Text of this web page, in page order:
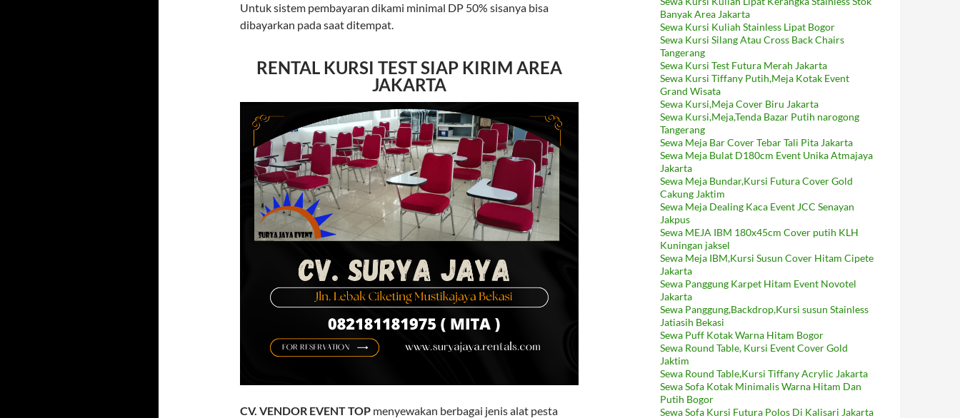
Untuk sistem pembayaran dikami minimal DP 50% sisanya bisa
dibayarkan pada saat ditempat.
RENTAL KURSI TEST SIAP KIRIM AREA
JAKARTA
CV. VENDOR EVENT TOP menyewakan berbagai jenis alat pesta
Banyak Area Jakarta
Sewa Kursi Kuliah Stainless Lipat Bogor
Sewa Kursi Silang Atau Cross Back Chairs
Tangerang
Sewa Kursi Test Futura Merah Jakarta
Sewa Kursi Tiffany Putih,Meja Kotak Event
Grand Wisata
Sewa Kursi,Meja Cover Biru Jakarta
Sewa Kursi,Meja,Tenda Bazar Putih narogong
Tangerang
Sewa Meja Bar Cover Tebar Tali Pita Jakarta
Sewa Meja Bulat D180cm Event Unika Atmajaya
Jakarta
Sewa Meja Bundar,Kursi Futura Cover Gold
Cakung Jaktim
Sewa Meja Dealing Kaca Event JCC Senayan
Jakpus
Sewa MEJA IBM 180x45cm Cover putih KLH
Kuningan jaksel
Sewa Meja IBM,Kursi Susun Cover Hitam Cipete
Jakarta
Sewa Panggung Karpet Hitam Event Novotel
Jakarta
Sewa Panggung,Backdrop,Kursi susun Stainless
Jatiasih Bekasi
Sewa Puff Kotak Warna Hitam Bogor
Sewa Round Table, Kursi Event Cover Gold
Jaktim
Sewa Round Table,Kursi Tiffany Acrylic Jakarta
Sewa Sofa Kotak Minimalis Warna Hitam Dan
Putih Bogor
Sewa Sofa Kursi Futura Polos Di Kalisari Jakarta